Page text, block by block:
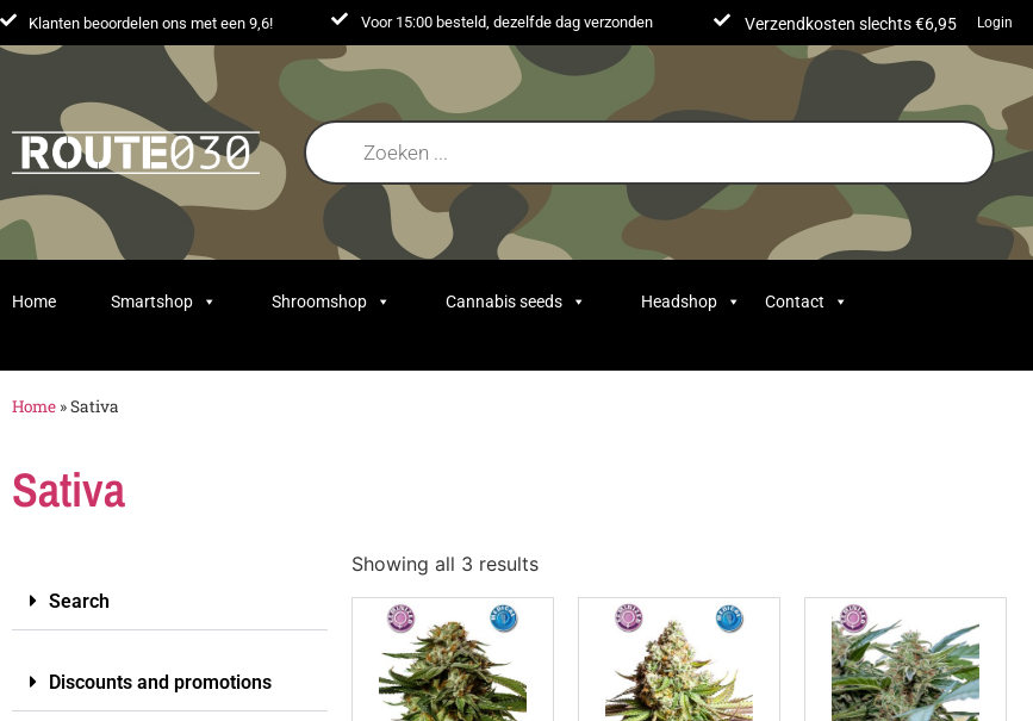
Klanten beoordelen ons met een 9,6! Voor 15:00 besteld, dezelfde dag verzonden Verzendkosten slechts €6,95 Login
Home Smartshop Shroomshop Cannabis seeds Headshop Contact
Home »Sativa
Sativa
Search
Discounts and promotions
Showing all 3 results